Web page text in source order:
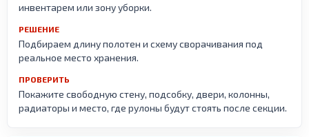
инвентарем или зону уборки.
РЕШЕНИЕ
Подбираем длину полотен и схему сворачивания под
реальное место хранения.
ПРОВЕРИТЬ
Покажите свободную стену, подсобку, двери, колонны,
радиаторы и место, где рулоны будут стоять после секции.